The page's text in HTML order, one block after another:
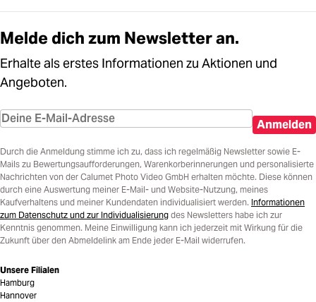
Melde dich zum Newsletter an.
Erhalte als erstes Informationen zu Aktionen und
Angeboten.
Anmelden
Durch die Anmeldung stimme ich zu, dass ich regelmäßig Newsletter sowie E-
Mails zu Bewertungsaufforderungen, Warenkorberinnerungen und personalisierte
Nachrichten von der Calumet Photo Video GmbH erhalten möchte. Diese können
durch eine Auswertung meiner E-Mail- und Website-Nutzung, meines
Kaufverhaltens und meiner Kundendaten individualisiert werden. Informationen
zum Datenschutz und zur Individualisierung des Newsletters habe ich zur
Kenntnis genommen. Meine Einwilligung kann ich jederzeit mit Wirkung für die
Zukunft über den Abmeldelink am Ende jeder E-Mail widerrufen.
Unsere Filialen
Hamburg
Hannover